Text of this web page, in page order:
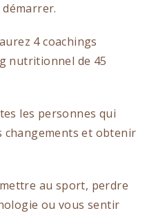
4 coachings
nutritionnel de 45
les personnes qui
et obtenir
au sport, perdre
ou vous sentir